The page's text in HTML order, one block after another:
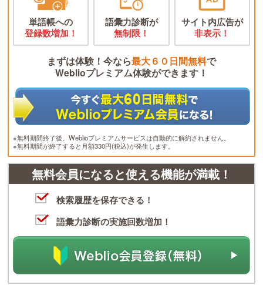
単語帳への
登録数増加！
語彙力診断が
無制限！
サイト内広告が
非表示！
まずは体験！今なら最大６０日間無料で
Weblioプレミアム体験ができます！
※無料期間終了後、Weblioプレミアムサービスは自動的に解約されません。
※無料期間が終了すると月額330円(税込)が発生します。
無料会員になると使える機能が満載！
検索履歴を保存できる！
語彙力診断の実施回数増加！